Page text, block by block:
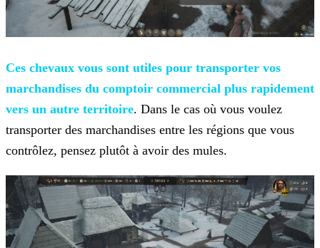
Ces chevaux vous sont utiles pour transporter vos
marchandises du comptoir commercial plus rapidement
vers un autre territoire. Dans le cas où vous voulez
transporter des marchandises entre les régions que vous
contrôlez, pensez plutôt à avoir des mules.